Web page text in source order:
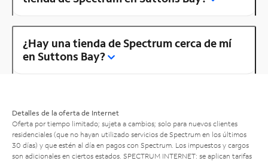
¿Hay una tienda de Spectrum cerca de mí
en Suttons Bay?
Detalles de la oferta de Internet
Oferta por tiempo limitado; sujeta a cambios; solo para nuevos clientes
residenciales (que no hayan utilizado servicios de Spectrum en los últimos
30 días) y que estén al día en pagos con Spectrum. Los impuestos y cargos
son adicionales en ciertos estados. SPECTRUM INTERNET: se aplican tarifas